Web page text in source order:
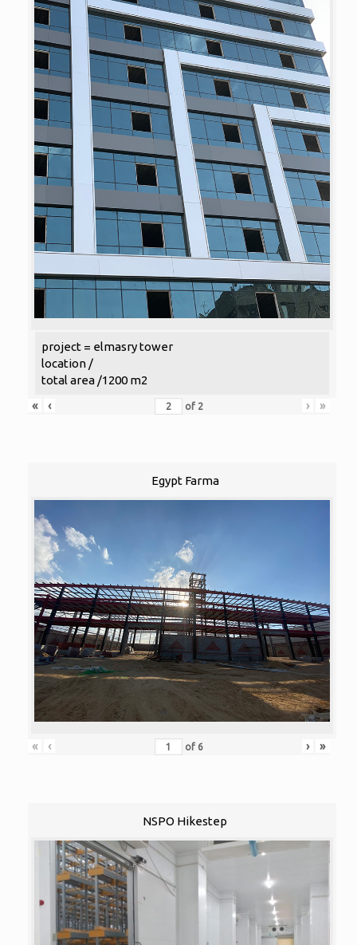
project = elmasry tower
location /
total area /1200 m2
«
‹ of 2 › »
Egypt Farma
« ‹ of 6 › »
NSPO Hikestep